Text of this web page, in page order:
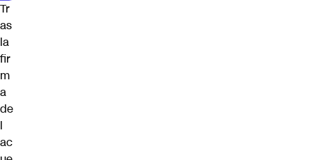
Tr
as
la
fir
m
a
de
l
ac